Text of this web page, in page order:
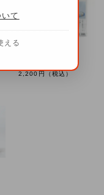
て
える
2,200 円（税込）